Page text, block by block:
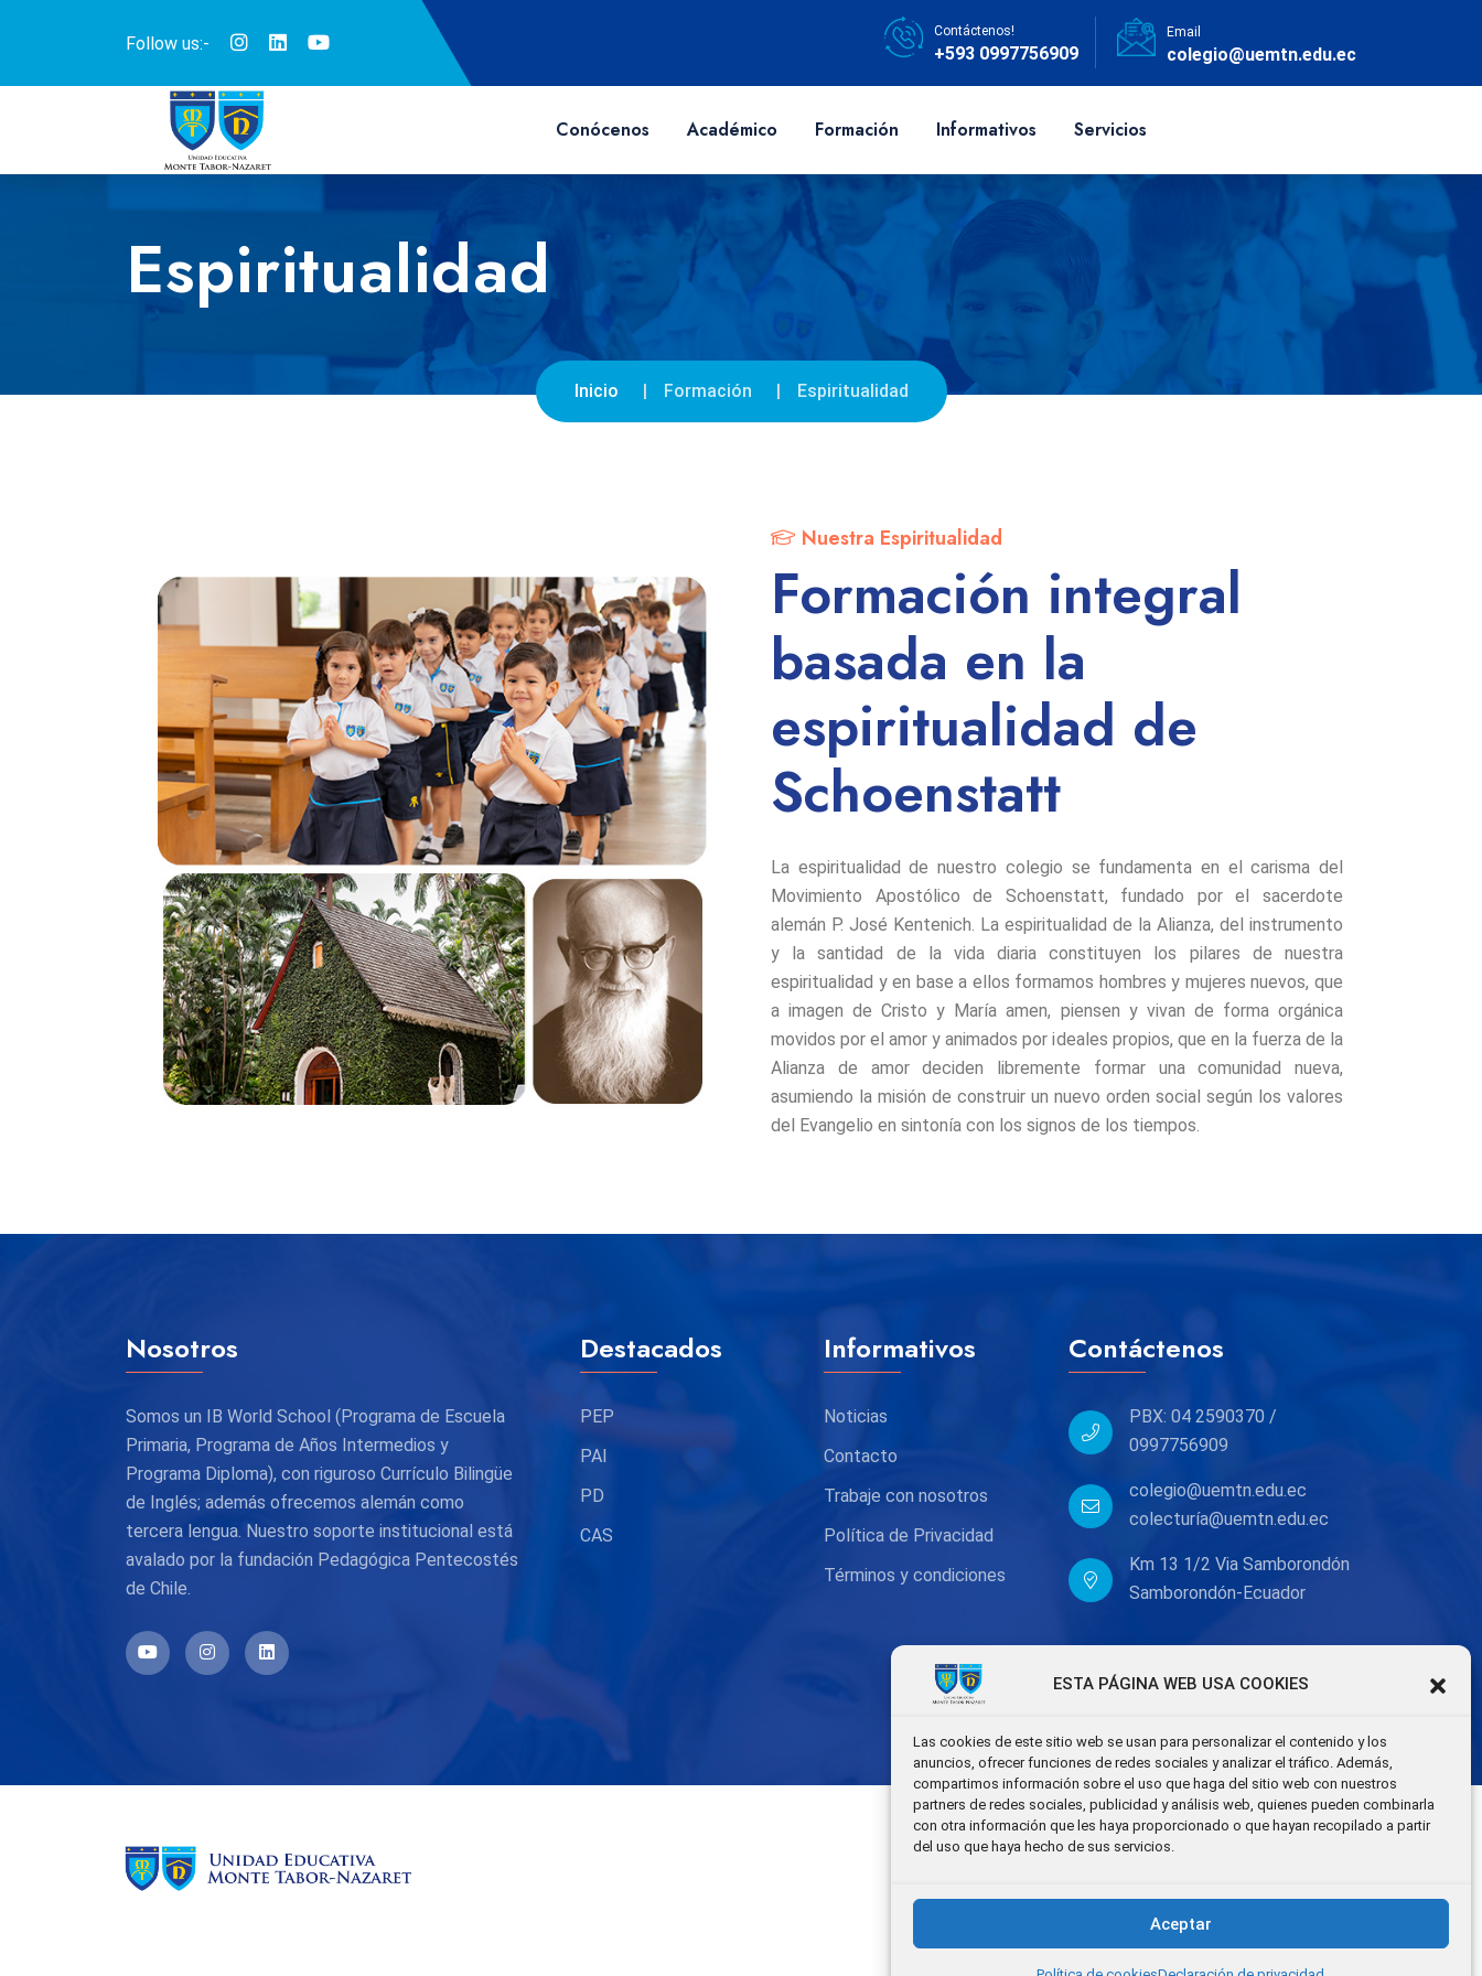
ESTA PÁGINA WEB USA COOKIES
Las cookies de este sitio web se usan para personalizar el contenido y los
anuncios, ofrecer funciones de redes sociales y analizar el tráfico. Además,
compartimos información sobre el uso que haga del sitio web con nuestros
partners de redes sociales, publicidad y análisis web, quienes pueden combinarla
con otra información que les haya proporcionado o que hayan recopilado a partir
del uso que haya hecho de sus servicios.
Aceptar
Follow us:-
Contáctenos!
+593 0997756909
Email
colegio@uemtn.edu.ec
Conócenos Académico Formación Informativos Servicios
Espiritualidad
Inicio Formación Espiritualidad
Nuestra Espiritualidad
Formación integral
basada en la
espiritualidad de
Schoenstatt
La espiritualidad de nuestro colegio se fundamenta en el carisma del
Movimiento Apostólico de Schoenstatt, fundado por el sacerdote
alemán P. José Kentenich. La espiritualidad de la Alianza, del instrumento
y la santidad de la vida diaria constituyen los pilares de nuestra
espiritualidad y en base a ellos formamos hombres y mujeres nuevos, que
a imagen de Cristo y María amen, piensen y vivan de forma orgánica
movidos por el amor y animados por ideales propios, que en la fuerza de la
Alianza de amor deciden libremente formar una comunidad nueva,
asumiendo la misión de construir un nuevo orden social según los valores
del Evangelio en sintonía con los signos de los tiempos.
Nosotros
Somos un IB World School (Programa de Escuela
Primaria, Programa de Años Intermedios y
Programa Diploma), con riguroso Currículo Bilingüe
de Inglés; además ofrecemos alemán como
tercera lengua. Nuestro soporte institucional está
avalado por la fundación Pedagógica Pentecostés
de Chile.
Destacados
PEP
PAI
PD
CAS
Informativos
Noticias
Contacto
Trabaje con nosotros
Política de Privacidad
Términos y condiciones
Contáctenos
PBX: 04 2590370 /
0997756909
colegio@uemtn.edu.ec
colecturía@uemtn.edu.ec
Km 13 1/2 Via Samborondón
Samborondón-Ecuador